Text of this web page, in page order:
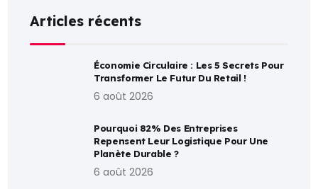
Articles récents
Économie Circulaire : Les 5 Secrets Pour
Transformer Le Futur Du Retail !
6 août 2026
Pourquoi 82% Des Entreprises
Repensent Leur Logistique Pour Une
Planète Durable ?
6 août 2026